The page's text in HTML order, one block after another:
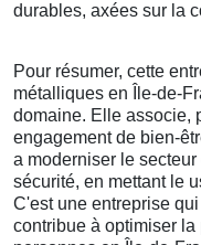
durables, axées sur la
Pour résumer, cette
métalliques en Île-de-
domaine. Elle associe,
engagement de bien-
a moderniser le
sécurité, en mettant le
C'est une entreprise
contribue à optimiser